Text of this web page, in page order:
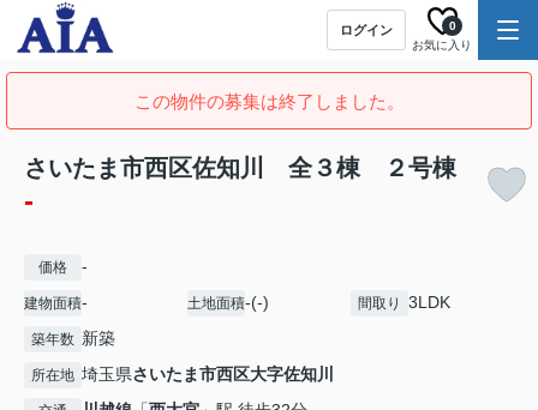
ログイン
お気に入り
0
この物件の募集は終了しました。
さいたま市西区佐知川 全３棟 ２号棟
-
価格 -
建物面積- 土地面積-(-) 間取り 3LDK
築年数 新築
所在地 埼玉県さいたま市西区大字佐知川